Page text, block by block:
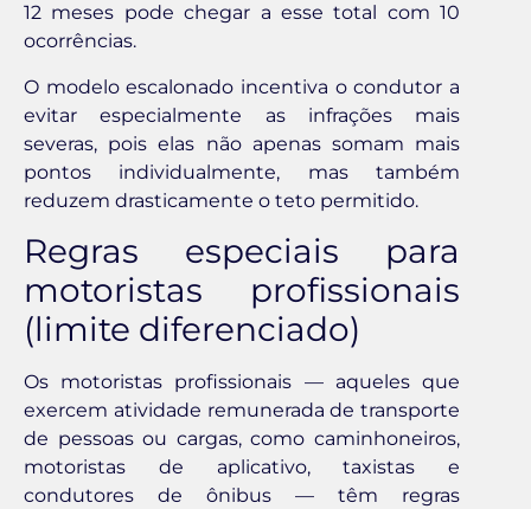
12 meses pode chegar a esse total com 10
ocorrências.
O modelo escalonado incentiva o condutor a
evitar especialmente as infrações mais
severas, pois elas não apenas somam mais
pontos individualmente, mas também
reduzem drasticamente o teto permitido.
Regras especiais para
motoristas profissionais
(limite diferenciado)
Os motoristas profissionais — aqueles que
exercem atividade remunerada de transporte
de pessoas ou cargas, como caminhoneiros,
motoristas de aplicativo, taxistas e
condutores de ônibus — têm regras